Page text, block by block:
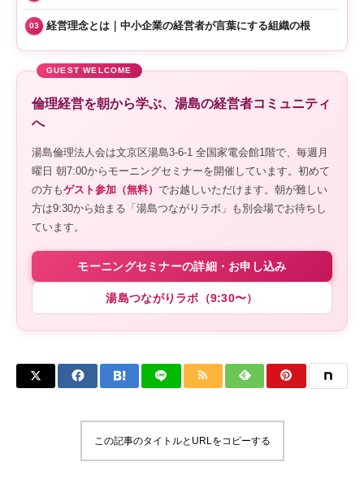
03 経営理念とは｜中小企業の経営者が言葉にする組織の根
倫理経営を朝から学ぶ、湯島の経営者コミュニティ
へ
湯島倫理法人会は文京区湯島3-6-1 全国家電会館1階で、毎週月
曜日 朝7:00からモーニングセミナーを開催しています。初めて
の方もゲスト参加（無料） でお越しいただけます。朝が難しい
方は9:30から始まる「湯島つながりラボ」も別会場でお待ちし
ています。
モーニングセミナーの詳細・お申し込み
湯島つながりラボ（9:30〜）
この記事のタイトルとURLをコピーする